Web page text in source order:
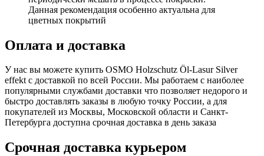
Данная рекомендация особенно актуальна для
цветных покрытий
Оплата и доставка
У нас вы можете купить OSMO Holzschutz Öl-Lasur Silver
effekt с доставкой по всей России. Мы работаем с наиболее
популярными службами доставки что позволяет недорого и
быстро доставлять заказы в любую точку России, а для
покупателей из Москвы, Московской области и Санкт-
Петербурга доступна срочная доставка в день заказа
Срочная доставка курьером